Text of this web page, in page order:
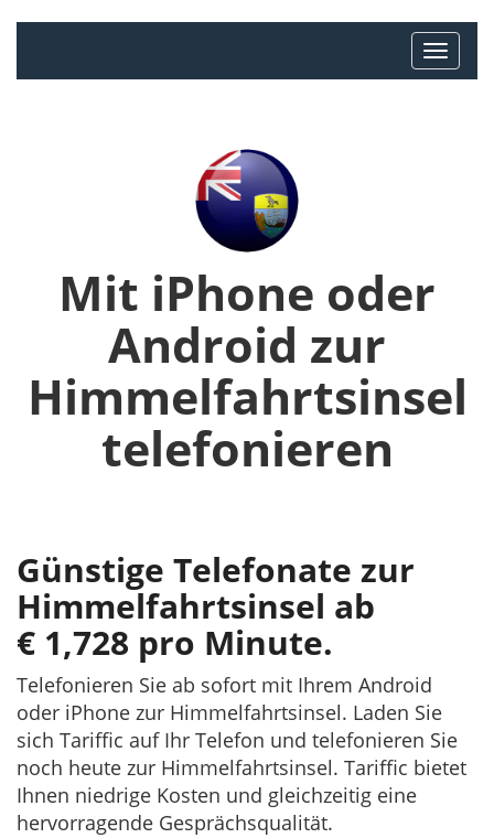
Mit iPhone oder
Android zur
Himmelfahrtsinsel
telefonieren
Günstige Telefonate zur
Himmelfahrtsinsel ab
€ 1,728 pro Minute.
Telefonieren Sie ab sofort mit Ihrem Android
oder iPhone zur Himmelfahrtsinsel. Laden Sie
sich Tariffic auf Ihr Telefon und telefonieren Sie
noch heute zur Himmelfahrtsinsel. Tariffic bietet
Ihnen niedrige Kosten und gleichzeitig eine
hervorragende Gesprächsqualität.